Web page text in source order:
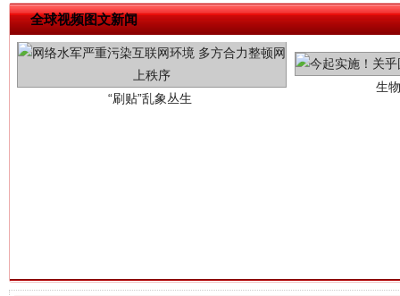
全球视频图文新闻